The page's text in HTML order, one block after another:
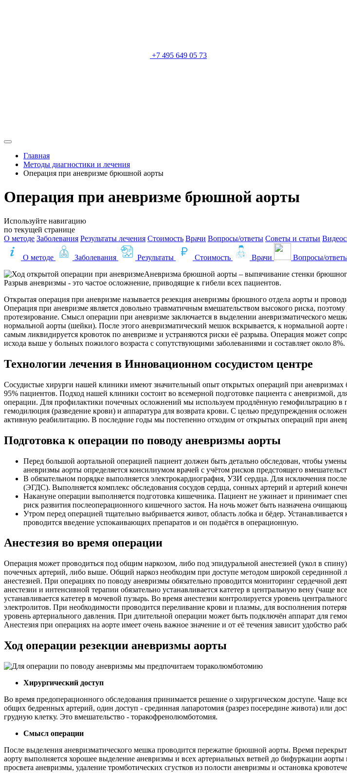
+7 495 649 05 73
Главная
Методы диагностики и лечения
Операция при аневризме брюшной аорты
Операция при аневризме брюшной аорты
Используйте навигацию
по текущей странице
О методе Заболевания Результаты лечения Стоимость Врачи Вопросы/ответы Советы и статьи
О методе Заболевания Результаты Стоимость Врачи Вопросы/
Аневризма брюшной аорты – выпячивание стенки
Разрыв аневризмы - это частое осложнение, приводящие к гибели всех пациентов.
Открытая операция при аневризме называется резекция аневризмы брюшного отдела аорты и
Операция при аневризме является довольно травматичным вмешательством высокого риска,
протезирование. Смысл операции при аневризме заключается в выделении аневризматического
нормальной аорты (шейки). После этого аневризматический мешок вскрывается, к нормальной
самым ликвидируется кровоток по аневризме и устраняются риски её разрыва. Операция может
исхода выше у больных пожилого возраста с сопутствующими заболеваниями и составляет около 8%.
Технологии лечения в Инновационном сосудистом центре
Сосудистые хирурги нашей клиники имеют значительный опыт открытых операций при
95% пациентов. Подход нашей клиники состоит во всемерной подготовке пациента с аневризмой,
операции. Для профилактики почечных осложнений мы используем продлённую гемофильтрацию в
гемодилюция (разведение крови) и аппаратура для возврата крови. С целью предупреждения
активную реабилитацию. В последние годы мы постепенно отходим от открытых операций при
Подготовка к операции по поводу аневризмы аорты
Перед большой аортальной операцией пациент должен быть детально обследован, чтобы
аневризмы аорты определяется консилиумом врачей с учётом рисков предстоящего
В обязательном порядке выполняется электрокардиография, УЗИ сердца. Для исключения
(ЭГДС). Выполняется комплекс обследования сосудов сердца, сонных артерий и артерий
Накануне операции выполняется подготовка кишечника. Пациент не ужинает и принимает
риск развития послеоперационного кишечного застоя. На ночь может быть назначена
Утром перед операцией тщательно выбривается живот, область лобка и бёдер.
проводится введение успокаивающих препаратов и он подаётся в операционную.
Анестезия во время операции
Операция может проводиться под общим наркозом, либо под эпидуральной анестезией (укол в
почечных артерий, либо выше. Общий наркоз необходим при доступе методом широкой
анестезией. При операциях по поводу аневризмы обязательно проводится мониторинг сердечной
анестезии и интенсивной терапии обязательно устанавливается катетер в центральную вену
устанавливается катетер в мочевой пузырь. Во время анестезии контролируется уровень
электролитов. При необходимости проводится переливание крови и плазмы, для восполнения
уровень артериального давления. При длительной операции может быть подключён аппарат для
Анестезия при операциях на аорте имеет очень важное значение и от её течения зависит удобство
Ход операции резекции аневризмы аорты
Хирургический доступ
Во время предоперационного обследования принимается решение о хирургическом доступе. Чаще
общих бедренных артерий, один доступ - срединная лапаротомия (разрез посередине живота) или
грудную клетку. Это вмешательство - торакофренолюмботомия.
Смысл операции
После выделения аневризматического мешка проводится пережатие брюшной аорты. Время
аорту выполняется хорошее выделение аневризмы и всех артериальных ветвей до бифуркации
просвета аневризмы, удаление тромботических сгустков из полости аневризмы и остановка